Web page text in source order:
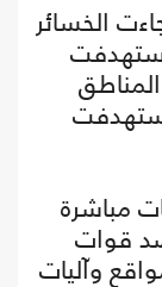
الخسائر
استهدفت
مباشرة
قوات
وآليات